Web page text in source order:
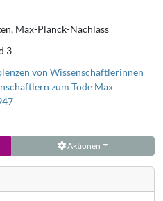
Max-Planck-Nachlass
3
von Wissenschaftlerinnen
zum Tode Max
Aktionen